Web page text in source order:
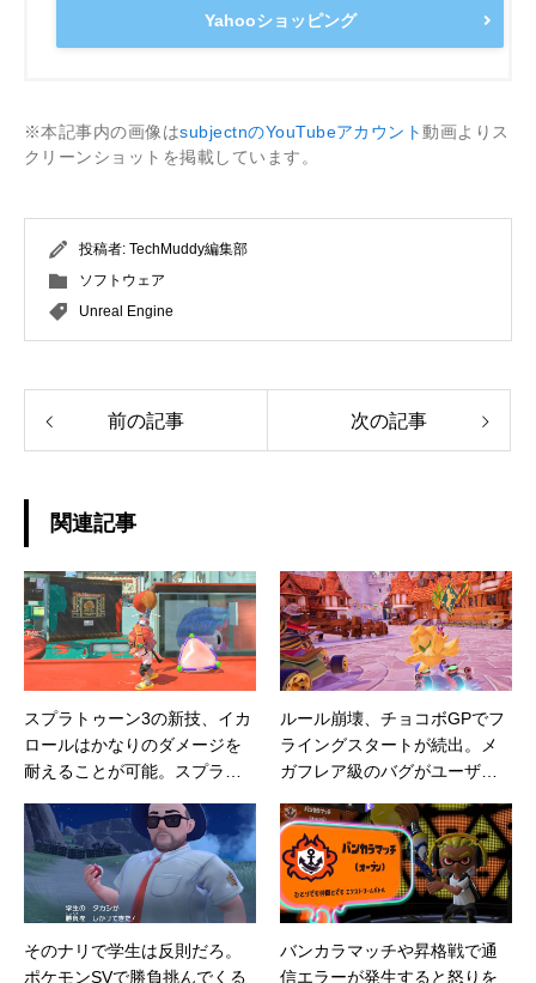
Yahooショッピング
※本記事内の画像はsubjectnのYouTubeアカウント動画よりス
クリーンショットを掲載しています。
投稿者: TechMuddy編集部
ソフトウェア
Unreal Engine
前の記事 次の記事
関連記事
スプラトゥーン3の新技、イカ
ロールはかなりのダメージを
耐えることが可能。スプラッ
であれば1発は耐えることがで
きる。
ルール崩壊、チョコボGPでフ
ライングスタートが続出。メ
ガフレア級のバグがユーザー
そのナリで学生は反則だろ。
ポケモンSVで勝負挑んでくる
バンカラマッチや昇格戦で通
信エラーが発生すると怒りを